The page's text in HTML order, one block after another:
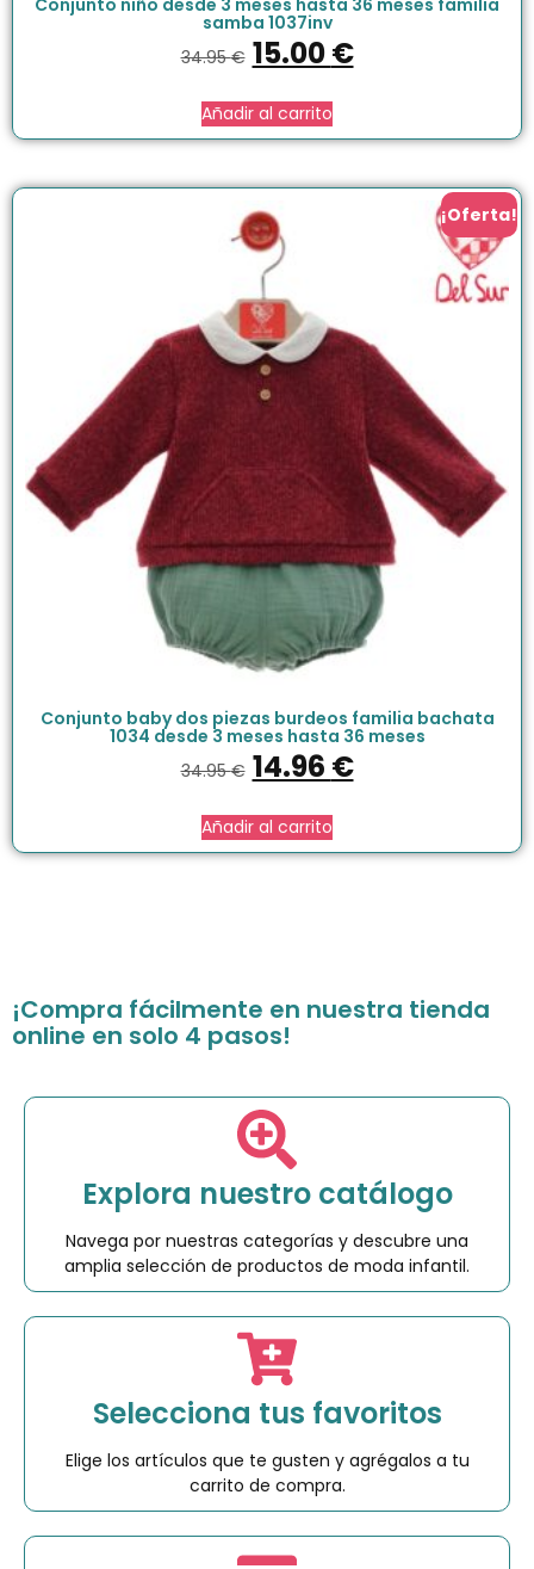
samba 1037inv
34.95€ 15.00€
Añadir al carrito
¡Oferta!
Conjunto baby dos piezas burdeos familia bachata
1034 desde 3 meses hasta 36 meses
34.95€ 14.96 €
Añadir al carrito
¡Compra fácilmente en nuestra tienda
online en solo 4 pasos!
Explora nuestro catálogo
Navega por nuestras categorías y descubre una
amplia selección de productos de moda infantil.
Selecciona tus favoritos
Elige los artículos que te gusten y agrégalos a tu
carrito de compra.